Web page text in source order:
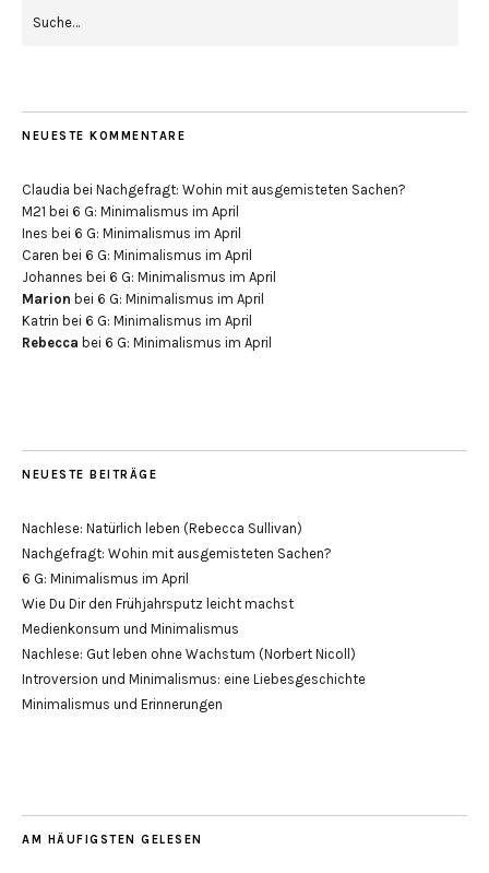
NEUESTE KOMMENTARE
Claudia bei Nachgefragt: Wohin mit ausgemisteten Sachen?
M21 bei 6 G: Minimalismus im April
Ines bei 6 G: Minimalismus im April
Caren bei 6 G: Minimalismus im April
Johannes bei 6 G: Minimalismus im April
Marion bei 6 G: Minimalismus im April
Katrin bei 6 G: Minimalismus im April
Rebecca bei 6 G: Minimalismus im April
NEUESTE BEITRÄGE
Nachlese: Natürlich leben (Rebecca Sullivan)
Nachgefragt: Wohin mit ausgemisteten Sachen?
6 G: Minimalismus im April
Wie Du Dir den Frühjahrsputz leicht machst
Medienkonsum und Minimalismus
Nachlese: Gut leben ohne Wachstum (Norbert Nicoll)
Introversion und Minimalismus: eine Liebesgeschichte
Minimalismus und Erinnerungen
AM HÄUFIGSTEN GELESEN